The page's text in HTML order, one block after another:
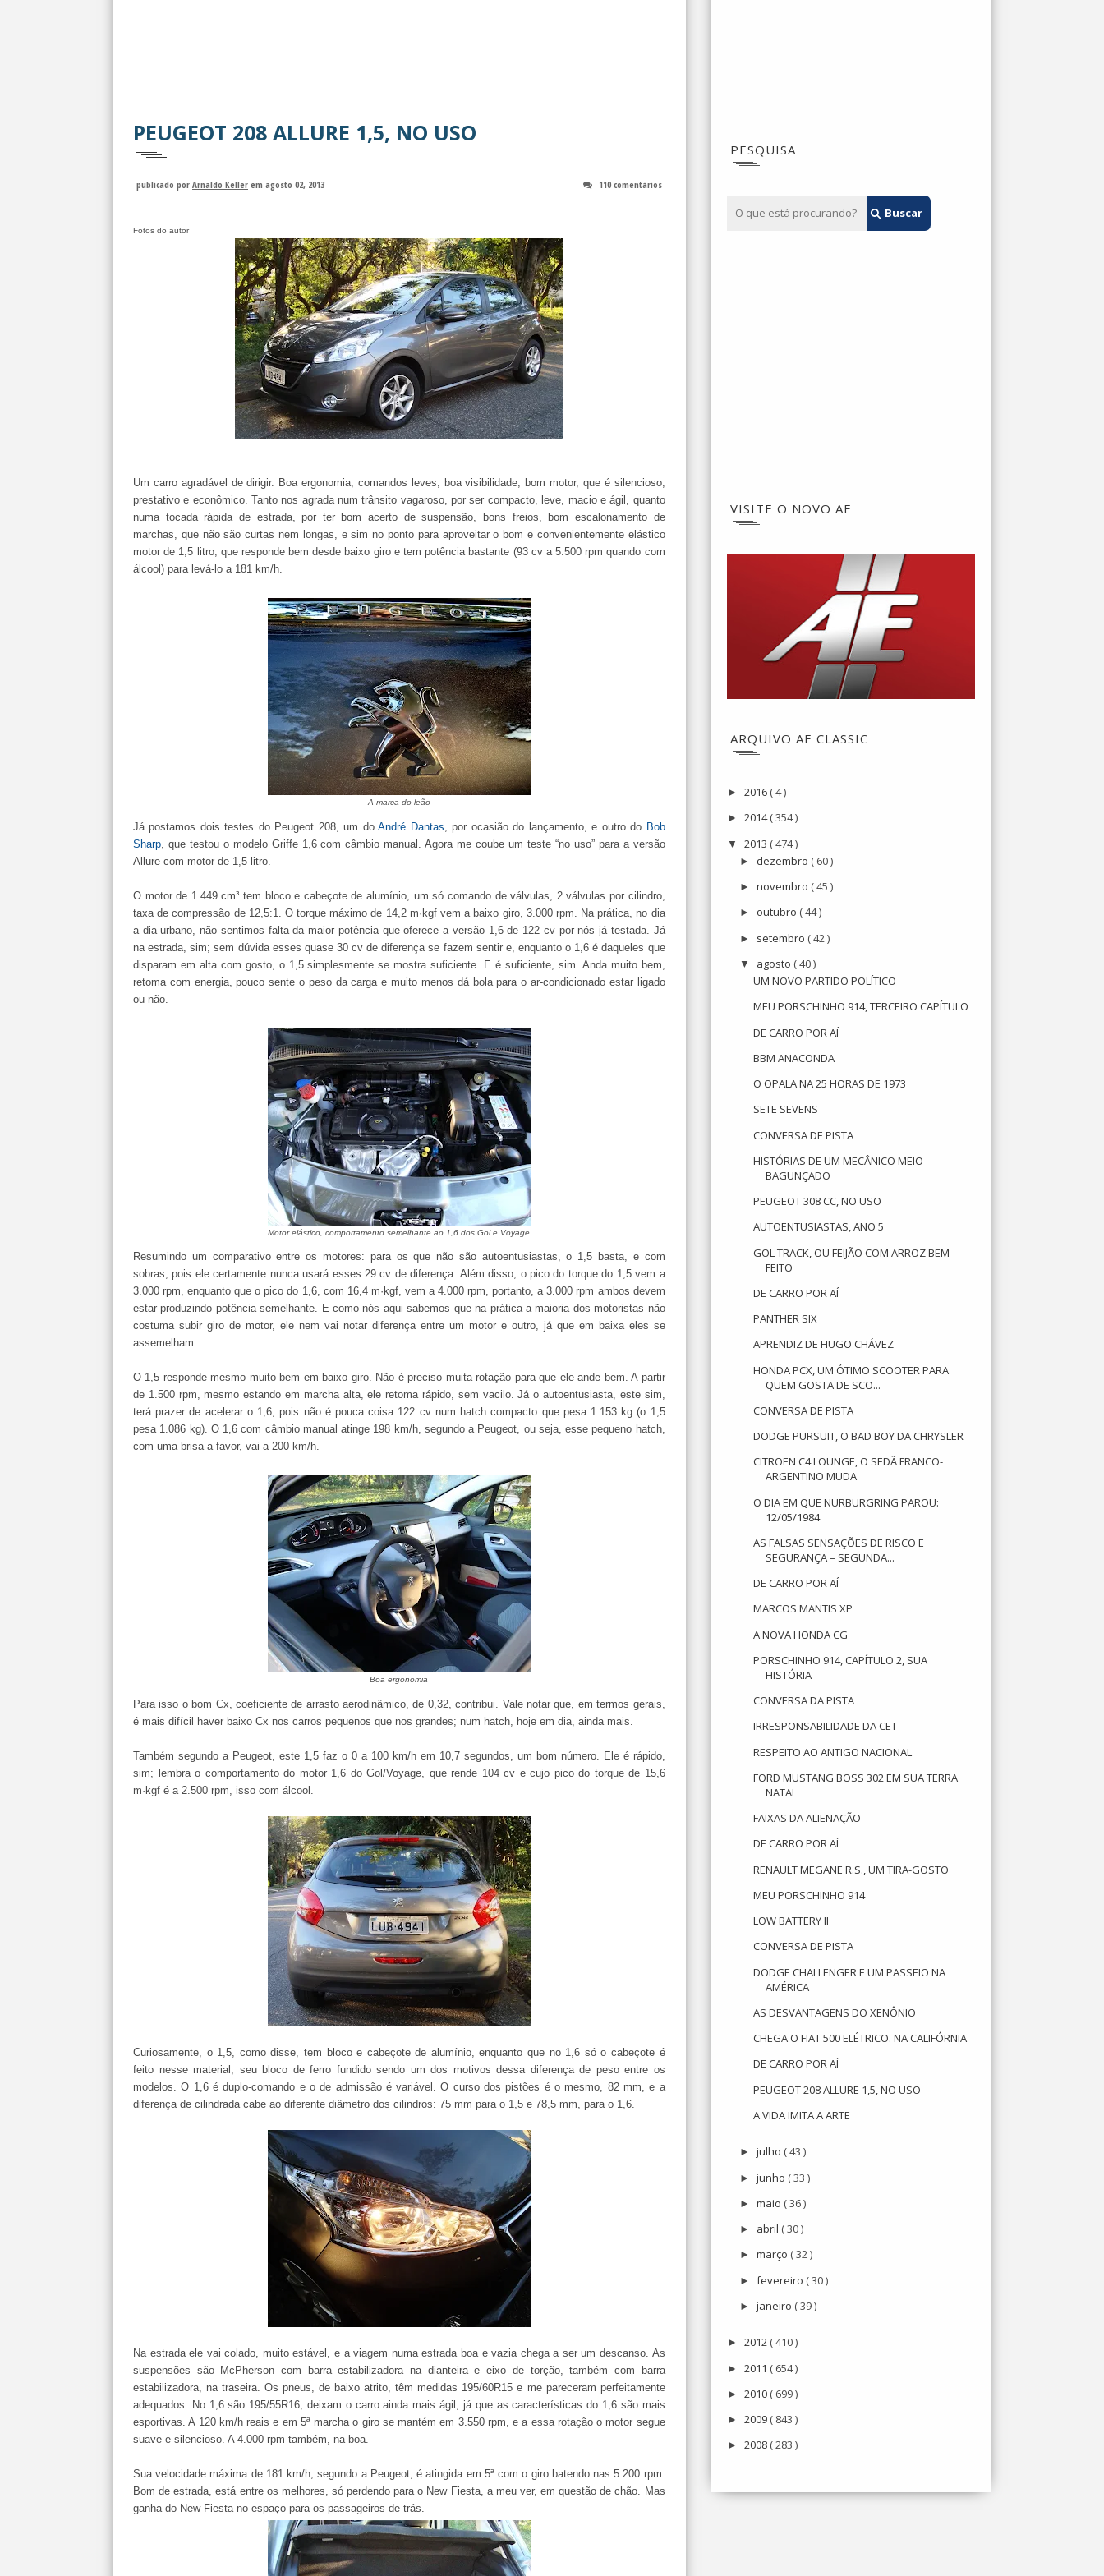
PEUGEOT 208 ALLURE 1,5, NO USO
publicado por Arnaldo Keller em agosto 02, 2013 110 comentários
Fotos do autor
Um carro agradável de dirigir. Boa ergonomia, comandos leves, boa visibilidade, bom motor, que é silencioso,
prestativo e econômico. Tanto nos agrada num trânsito vagaroso, por ser compacto, leve, macio e ágil, quanto
numa tocada rápida de estrada, por ter bom acerto de suspensão, bons freios, bom escalonamento de
marchas, que não são curtas nem longas, e sim no ponto para aproveitar o bom e convenientemente elástico
motor de 1,5 litro, que responde bem desde baixo giro e tem potência bastante (93 cv a 5.500 rpm quando com
álcool) para levá-lo a 181 km/h.
A marca do leão
Já postamos dois testes do Peugeot 208, um doAndré Dantas , por ocasião do lançamento, e outro do Bob
Sharp , que testou o modelo Griffe 1,6 com câmbio manual. Agora me coube um teste “no uso” para a versão
Allure com motor de 1,5 litro.
O motor de 1.449 cm³ tem bloco e cabeçote de alumínio, um só comando de válvulas, 2 válvulas por cilindro,
taxa de compressão de 12,5:1. O torque máximo de 14,2 m·kgf vem a baixo giro, 3.000 rpm. Na prática, no dia
a dia urbano, não sentimos falta da maior potência que oferece a versão 1,6 de 122 cv por nós já testada. Já
na estrada, sim; sem dúvida esses quase 30 cv de diferença se fazem sentir e, enquanto o 1,6 é daqueles que
disparam em alta com gosto, o 1,5 simplesmente se mostra suficiente. E é suficiente, sim. Anda muito bem,
retoma com energia, pouco sente o peso da carga e muito menos dá bola para o ar-condicionado estar ligado
ou não.
Motor elástico, comportamento semelhante ao 1,6 dos Gol e Voyage
Resumindo um comparativo entre os motores: para os que não são autoentusiastas, o 1,5 basta, e com
sobras, pois ele certamente nunca usará esses 29 cv de diferença. Além disso, o pico do torque do 1,5 vem a
3.000 rpm, enquanto que o pico do 1,6, com 16,4 m·kgf, vem a 4.000 rpm, portanto, a 3.000 rpm ambos devem
estar produzindo potência semelhante. E como nós aqui sabemos que na prática a maioria dos motoristas não
costuma subir giro de motor, ele nem vai notar diferença entre um motor e outro, já que em baixa eles se
assemelham.
O 1,5 responde mesmo muito bem em baixo giro. Não é preciso muita rotação para que ele ande bem. A partir
de 1.500 rpm, mesmo estando em marcha alta, ele retoma rápido, sem vacilo. Já o autoentusiasta, este sim,
terá prazer de acelerar o 1,6, pois não é pouca coisa 122 cv num hatch compacto que pesa 1.153 kg (o 1,5
pesa 1.086 kg). O 1,6 com câmbio manual atinge 198 km/h, segundo a Peugeot, ou seja, esse pequeno hatch,
com uma brisa a favor, vai a 200 km/h.
Boa ergonomia
Para isso o bom Cx, coeficiente de arrasto aerodinâmico, de 0,32, contribui. Vale notar que, em termos gerais,
é mais difícil haver baixo Cx nos carros pequenos que nos grandes; num hatch, hoje em dia, ainda mais.
Também segundo a Peugeot, este 1,5 faz o 0 a 100 km/h em 10,7 segundos, um bom número. Ele é rápido,
sim; lembra o comportamento do motor 1,6 do Gol/Voyage, que rende 104 cv e cujo pico do torque de 15,6
m·kgf é a 2.500 rpm, isso com álcool.
Curiosamente, o 1,5, como disse, tem bloco e cabeçote de alumínio, enquanto que no 1,6 só o cabeçote é
feito nesse material, seu bloco de ferro fundido sendo um dos motivos dessa diferença de peso entre os
modelos. O 1,6 é duplo-comando e o de admissão é variável. O curso dos pistões é o mesmo, 82 mm, e a
diferença de cilindrada cabe ao diferente diâmetro dos cilindros: 75 mm para o 1,5 e 78,5 mm, para o 1,6.
Na estrada ele vai colado, muito estável, e a viagem numa estrada boa e vazia chega a ser um descanso. As
suspensões são McPherson com barra estabilizadora na dianteira e eixo de torção, também com barra
estabilizadora, na traseira. Os pneus, de baixo atrito, têm medidas 195/60R15 e me pareceram perfeitamente
adequados. No 1,6 são 195/55R16, deixam o carro ainda mais ágil, já que as características do 1,6 são mais
esportivas. A 120 km/h reais e em 5ª marcha o giro se mantém em 3.550 rpm, e a essa rotação o motor segue
suave e silencioso. A 4.000 rpm também, na boa.
Sua velocidade máxima de 181 km/h, segundo a Peugeot, é atingida em 5ª com o giro batendo nas 5.200 rpm.
Bom de estrada, está entre os melhores, só perdendo para o New Fiesta, a meu ver, em questão de chão. Mas
ganha do New Fiesta no espaço para os passageiros de trás.
PESQUISA
VISITE O NOVO AE
ARQUIVO AE CLASSIC
► 2016 ( 4 )
► 2014( 354 )
▼ 2013 ( 474 )
► dezembro ( 60 )
►novembro ( 45 )
► outubro ( 44 )
► setembro ( 42 )
▼ agosto ( 40 )
UM NOVO PARTIDO POLÍTICO
MEU PORSCHINHO 914, TERCEIRO CAPÍTULO
DE CARRO POR AÍ
BBM ANACONDA
O OPALA NA 25 HORAS DE 1973
SETE SEVENS
CONVERSA DE PISTA
HISTÓRIAS DE UM MECÂNICO MEIO
BAGUNÇADO
PEUGEOT 308 CC, NO USO
AUTOENTUSIASTAS, ANO 5
GOL TRACK, OU FEIJÃO COM ARROZ BEM
FEITO
DE CARRO POR AÍ
PANTHER SIX
APRENDIZ DE HUGO CHÁVEZ
HONDA PCX, UM ÓTIMO SCOOTER PARA
QUEM GOSTA DE SCO...
CONVERSA DE PISTA
DODGE PURSUIT, O BAD BOY DA CHRYSLER
CITROËN C4 LOUNGE, O SEDÃ FRANCO-
ARGENTINO MUDA
O DIA EM QUE NÜRBURGRING PAROU:
12/05/1984
AS FALSAS SENSAÇÕES DE RISCO E
SEGURANÇA – SEGUNDA...
DE CARRO POR AÍ
MARCOS MANTIS XP
A NOVA HONDA CG
PORSCHINHO 914, CAPÍTULO 2, SUA
HISTÓRIA
CONVERSA DA PISTA
IRRESPONSABILIDADE DA CET
RESPEITO AO ANTIGO NACIONAL
FORD MUSTANG BOSS 302 EM SUA TERRA
NATAL
FAIXAS DA ALIENAÇÃO
DE CARRO POR AÍ
RENAULT MEGANE R.S., UM TIRA-GOSTO
MEU PORSCHINHO 914
LOW BATTERY II
CONVERSA DE PISTA
DODGE CHALLENGER E UM PASSEIO NA
AMÉRICA
AS DESVANTAGENS DO XENÔNIO
CHEGA O FIAT 500 ELÉTRICO. NA CALIFÓRNIA
DE CARRO POR AÍ
PEUGEOT 208 ALLURE 1,5, NO USO
A VIDA IMITA A ARTE
►julho ( 43 )
►junho ( 33 )
►maio ( 36 )
► abril ( 30 )
►março ( 32 )
►fevereiro ( 30 )
►janeiro ( 39 )
► 2012 ( 410 )
► 2011 ( 654 )
► 2010 ( 699 )
► 2009 ( 843 )
► 2008 ( 283 )